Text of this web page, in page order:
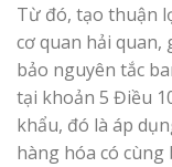
Từ đó, tạo thuận
cơ quan hải quan,
bảo nguyên tắc
tại khoản 5 Điều
khẩu, đó là áp
hàng hóa có cùng